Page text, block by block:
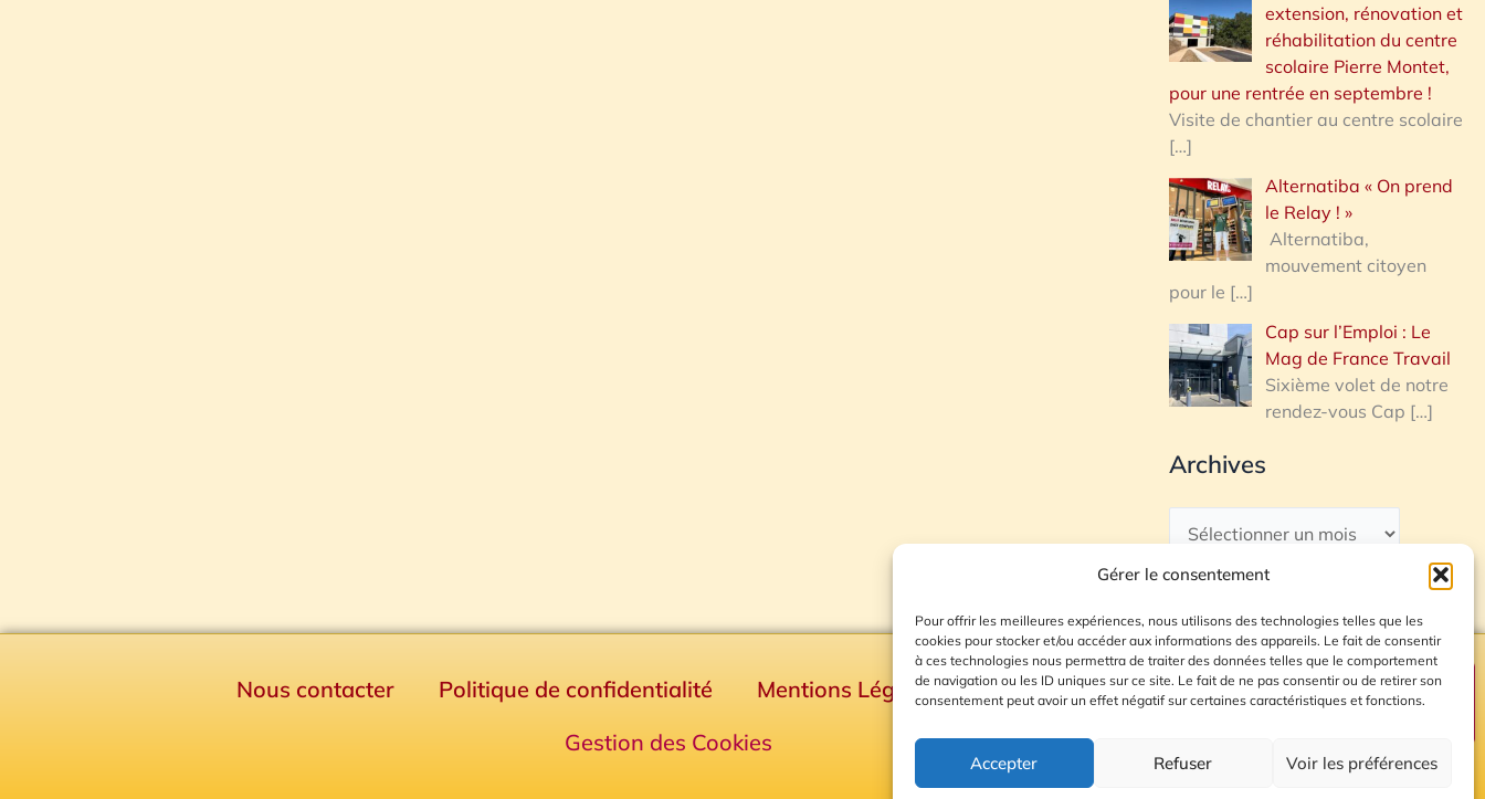
Gérer le consentement
Pour offrir les meilleures expériences, nous utilisons des technologies telles que les
cookies pour stocker et/ou accéder aux informations des appareils. Le fait de consentir
à ces technologies nous permettra de traiter des données telles que le comportement
de navigation ou les ID uniques sur ce site. Le fait de ne pas consentir ou de retirer son
consentement peut avoir un effet négatif sur certaines caractéristiques et fonctions.
Accepter Refuser Voir les préférences
extension, rénovation et
réhabilitation du centre
scolaire Pierre Montet,
pour une rentrée en septembre !
Visite de chantier au centre scolaire
[…]
Alternatiba « On prend
le Relay ! »
Alternatiba,
mouvement citoyen
pour le […]
Cap sur l’Emploi : Le
Mag de France Travail
Sixième volet de notre
rendez-vous Cap […]
Archives
Nous contacter Politique de confidentialité Mentions Légales
Plan du site
Gestion des Cookies